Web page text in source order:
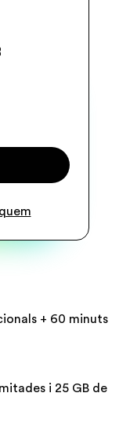
+ 60 minuts
i 25 GB de